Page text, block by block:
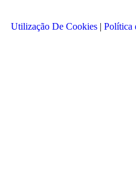
Utilização De Cookies | Política